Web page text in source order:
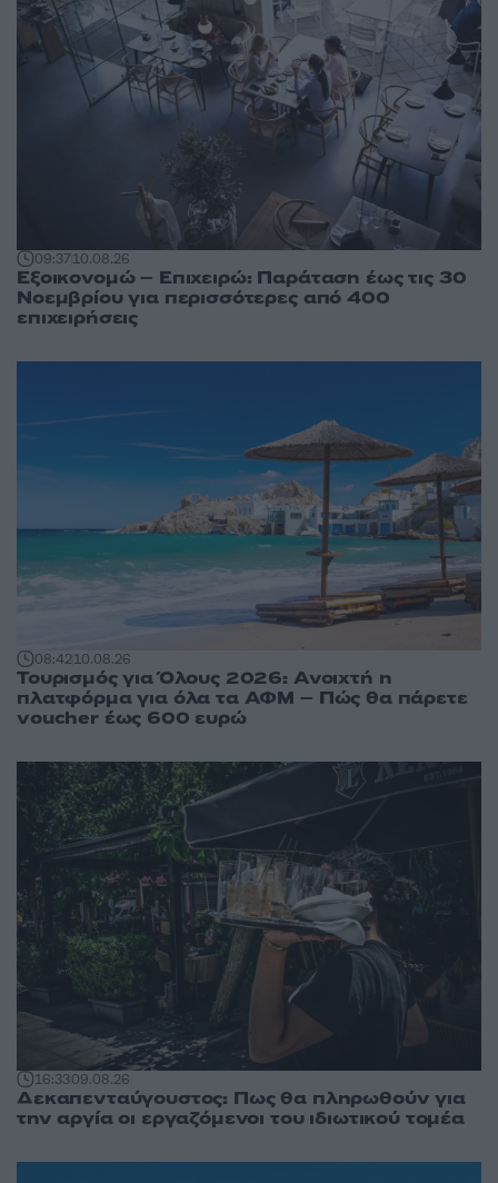
09:3710.08.26
Εξοικονομώ – Επιχειρώ: Παράταση έως τις 30
Νοεμβρίου για περισσότερες από 400
επιχειρήσεις
08:4210.08.26
Τουρισμός για Όλους 2026: Ανοιχτή η
πλατφόρμα για όλα τα ΑΦΜ – Πώς θα πάρετε
voucher έως 600 ευρώ
16:3309.08.26
Δεκαπενταύγουστος: Πως θα πληρωθούν για
την αργία οι εργαζόμενοι του ιδιωτικού τομέα